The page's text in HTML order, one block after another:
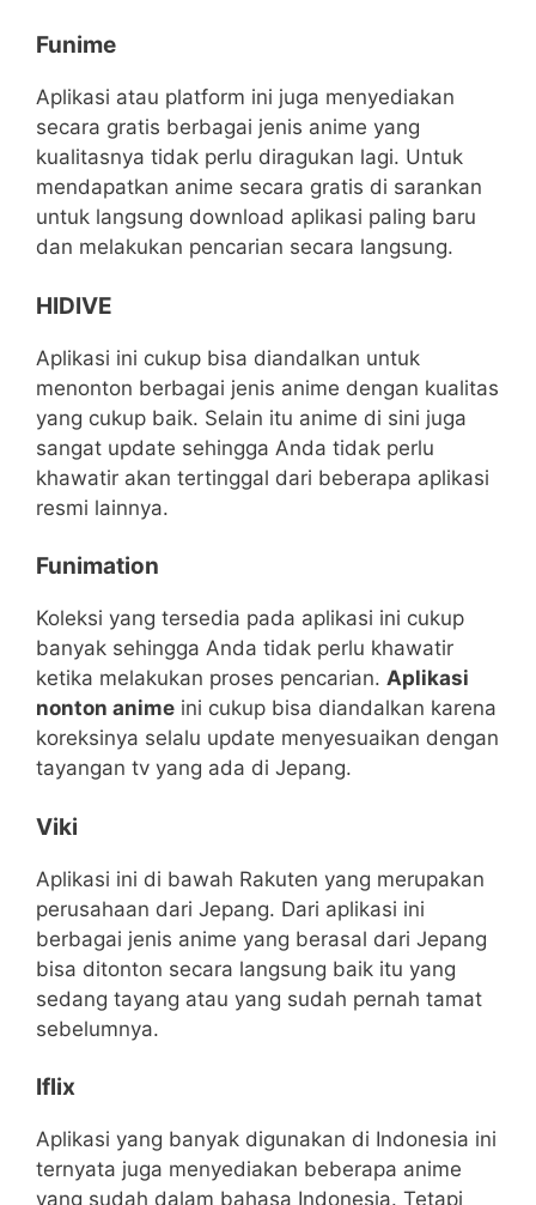
Funime
Aplikasi atau platform ini juga menyediakan
secara gratis berbagai jenis anime yang
kualitasnya tidak perlu diragukan lagi. Untuk
mendapatkan anime secara gratis di sarankan
untuk langsung download aplikasi paling baru
dan melakukan pencarian secara langsung.
HIDIVE
Aplikasi ini cukup bisa diandalkan untuk
menonton berbagai jenis anime dengan kualitas
yang cukup baik. Selain itu anime di sini juga
sangat update sehingga Anda tidak perlu
khawatir akan tertinggal dari beberapa aplikasi
resmi lainnya.
Funimation
Koleksi yang tersedia pada aplikasi ini cukup
banyak sehingga Anda tidak perlu khawatir
ketika melakukan proses pencarian. Aplikasi
nonton anime ini cukup bisa diandalkan karena
koreksinya selalu update menyesuaikan dengan
tayangan tv yang ada di Jepang.
Viki
Aplikasi ini di bawah Rakuten yang merupakan
perusahaan dari Jepang. Dari aplikasi ini
berbagai jenis anime yang berasal dari Jepang
bisa ditonton secara langsung baik itu yang
sedang tayang atau yang sudah pernah tamat
sebelumnya.
Iflix
Aplikasi yang banyak digunakan di Indonesia ini
ternyata juga menyediakan beberapa anime
yang sudah dalam bahasa Indonesia. Tetapi